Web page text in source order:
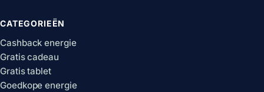
CATEGORIEËN
Cashback energie
Gratis cadeau
Gratis tablet
Goedkope energie